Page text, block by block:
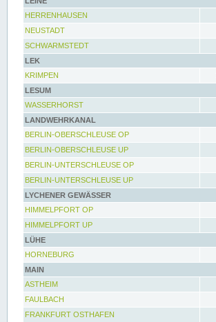
HERRENHAUSEN
NEUSTADT
SCHWARMSTEDT
LEK
KRIMPEN
LESUM
WASSERHORST
LANDWEHRKANAL
BERLIN-OBERSCHLEUSE OP
BERLIN-OBERSCHLEUSE UP
BERLIN-UNTERSCHLEUSE OP
BERLIN-UNTERSCHLEUSE UP
LYCHENER GEWÄSSER
HIMMELPFORT OP
HIMMELPFORT UP
LÜHE
HORNEBURG
MAIN
ASTHEIM
FAULBACH
FRANKFURT OSTHAFEN